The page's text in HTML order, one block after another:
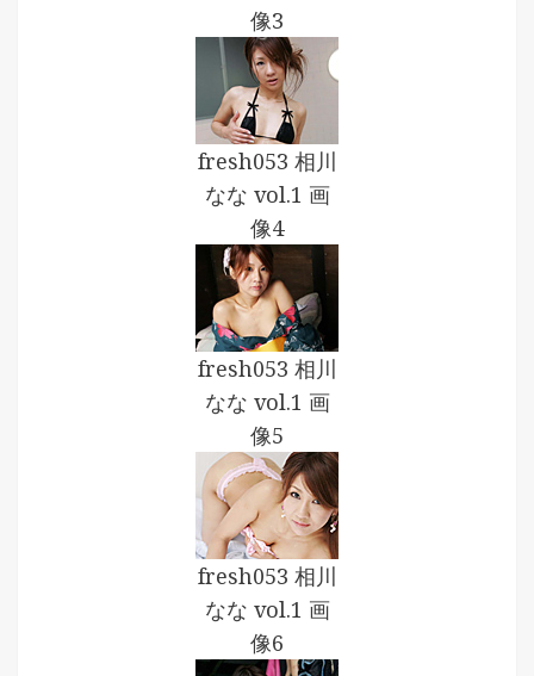
像3
fresh053 相川
なな vol.1 画
像4
fresh053 相川
なな vol.1 画
像5
fresh053 相川
なな vol.1 画
像6